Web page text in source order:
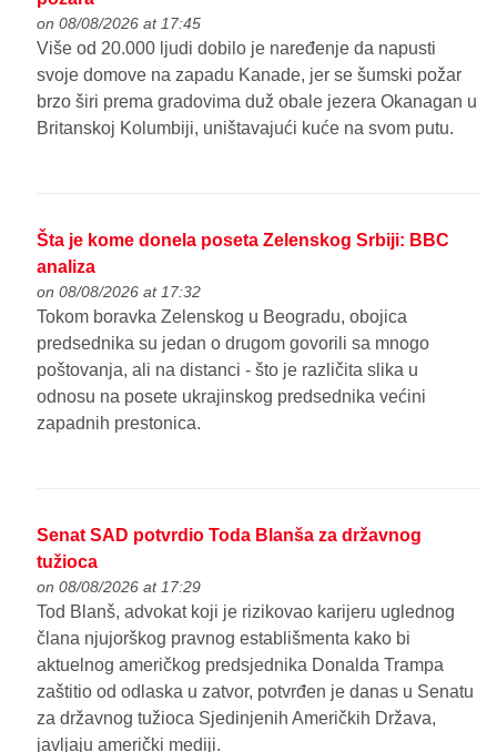
on 08/08/2026 at 17:45
Više od 20.000 ljudi dobilo je naređenje da napusti
svoje domove na zapadu Kanade, jer se šumski požar
brzo širi prema gradovima duž obale jezera Okanagan u
Britanskoj Kolumbiji, uništavajući kuće na svom putu.
Šta je kome donela poseta Zelenskog Srbiji: BBC
analiza
on 08/08/2026 at 17:32
Tokom boravka Zelenskog u Beogradu, obojica
predsednika su jedan o drugom govorili sa mnogo
poštovanja, ali na distanci - što je različita slika u
odnosu na posete ukrajinskog predsednika većini
zapadnih prestonica.
Senat SAD potvrdio Toda Blanša za državnog
tužioca
on 08/08/2026 at 17:29
Tod Blanš, advokat koji je rizikovao karijeru uglednog
člana njujorškog pravnog establišmenta kako bi
aktuelnog američkog predsjednika Donalda Trampa
zaštitio od odlaska u zatvor, potvrđen je danas u Senatu
za državnog tužioca Sjedinjenih Američkih Država,
javljaju američki mediji.